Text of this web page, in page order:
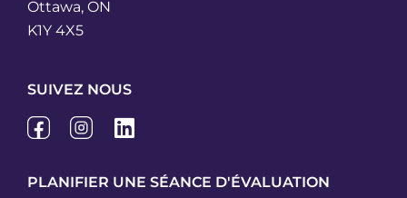
Ottawa, ON
K1Y 4X5
SUIVEZ NOUS
PLANIFIER UNE SÉANCE D'ÉVALUATION